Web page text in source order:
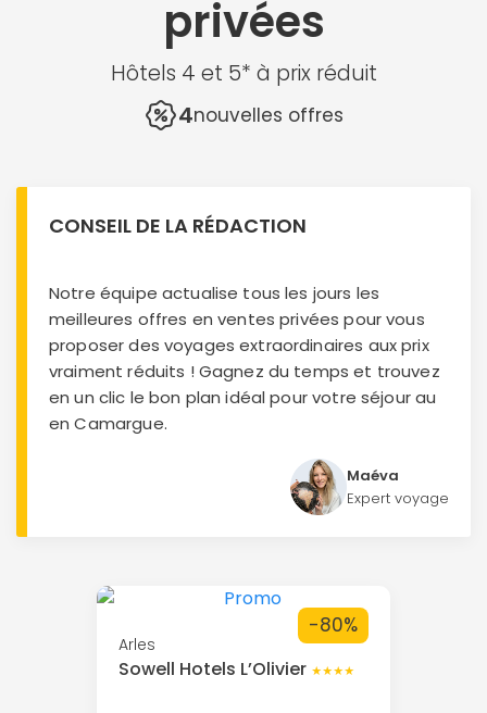
privées
Hôtels 4 et 5* à prix réduit
4nouvelles offres
CONSEIL DE LA RÉDACTION
Notre équipe actualise tous les jours les
meilleures offres en ventes privées pour vous
proposer des voyages extraordinaires aux prix
vraiment réduits ! Gagnez du temps et trouvez
en un clic le bon plan idéal pour votre séjour au
en Camargue.
Maéva
Expert voyage
Arles
Sowell Hotels L’Olivier ★★★★
-80%